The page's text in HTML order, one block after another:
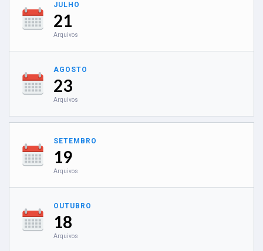
JULHO
21
Arquivos
AGOSTO
23
Arquivos
SETEMBRO
19
Arquivos
OUTUBRO
18
Arquivos